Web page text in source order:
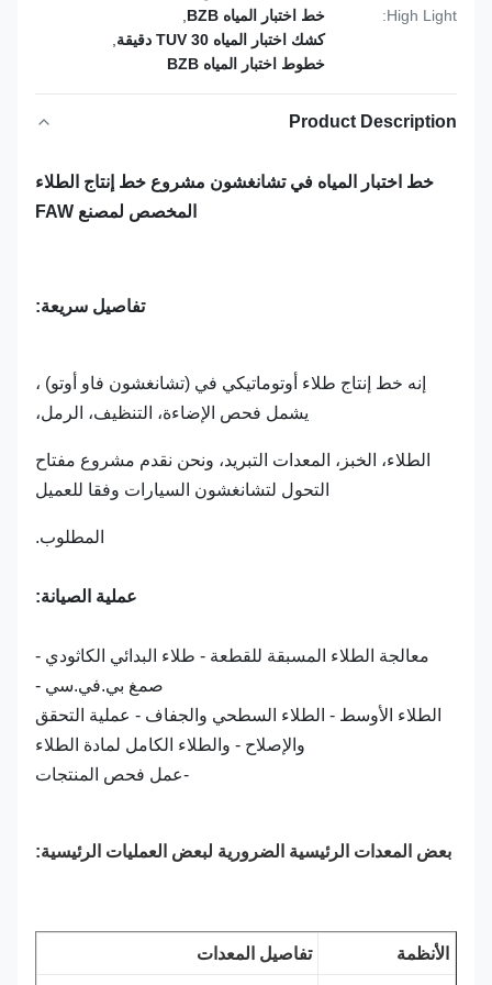
High Light: خط اختبار المياه BZB
,
كشك اختبار المياه TUV 30 دقيقة
,
خطوط اختبار المياه BZB
Product Description
خط اختبار المياه في تشانغشون مشروع خط إنتاج الطلاء
المخصص لمصنع FAW
تفاصيل سريعة:
إنه خط إنتاج طلاء أوتوماتيكي في (تشانغشون فاو أوتو) ،
يشمل فحص الإضاءة، التنظيف، الرمل،
الطلاء، الخبز، المعدات التبريد، ونحن نقدم مشروع مفتاح
التحول لتشانغشون السيارات وفقا للعميل
المطلوب.
عملية الصيانة:
معالجة الطلاء المسبقة للقطعة - طلاء البدائي الكاثودي -
صمغ بي.في.سي -
الطلاء الأوسط - الطلاء السطحي والجفاف - عملية التحقق
والإصلاح - والطلاء الكامل لمادة الطلاء
-عمل فحص المنتجات
بعض المعدات الرئيسية الضرورية لبعض العمليات الرئيسية:
الأنظمة تفاصيل المعدات